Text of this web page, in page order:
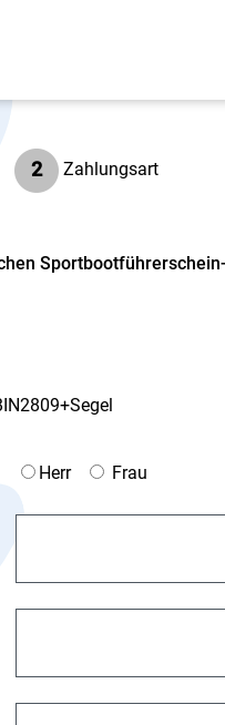
2 Zahlungsart
Herr Frau